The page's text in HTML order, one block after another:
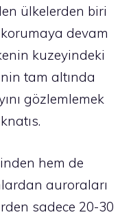
ülkelerden biri
korumaya devam
kuzeyindeki
tam altında
gözlemlemek
hem de
auroraları
sadece 20-30